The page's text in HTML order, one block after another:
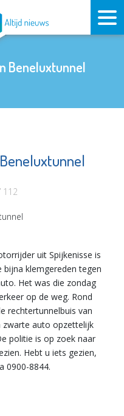
Beneluxtunnel
112
uit Spijkenisse is
klemgereden tegen
Het was die zondag
op de weg. Rond
rechtertunnelbuis van
zwarte auto opzettelijk
politie is op zoek naar
Hebt u iets gezien,
0900-8844.